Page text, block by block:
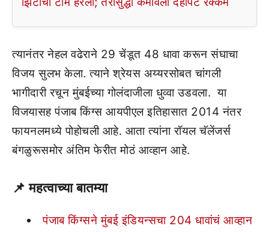
त्यानंतर नेहल वढेराने 29 चेंडूत 48 धावा करून संघाचा
विजय सुलभ केला. त्याने श्रेयस अय्यरसोबत चांगली
भागीदारी रचून मुंबईच्या गोलंदाजीला धुव्वा उडवला. या
विजयासह पंजाब किंग्स आयपीएल इतिहासात 2014 नंतर
फायनलमध्ये पोहोचली आहे. आता त्यांना रॉयल चॅलेंजर्स
बंगळुरूसमोर अंतिम फेरीत मोठं आव्हान आहे.
📌 महत्वाच्या बातम्या
पंजाब किंग्सने मुंबई इंडियन्सचा 204 धावांचं आव्हान